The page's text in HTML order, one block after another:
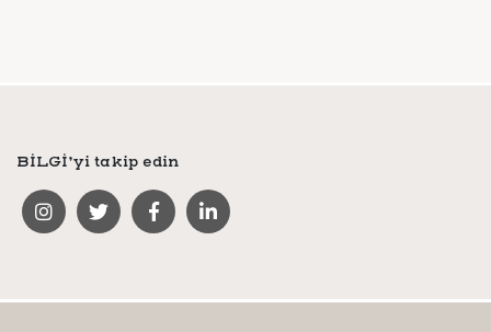
BİLGİ’yi takip edin